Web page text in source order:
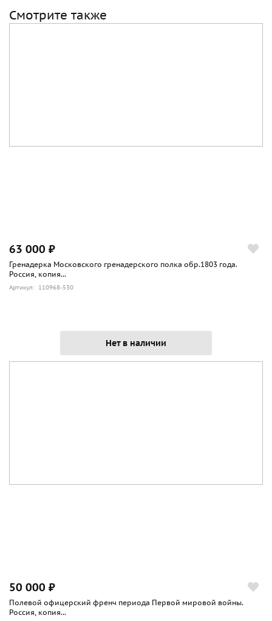
Смотрите также
63 000 ₽
Гренадерка Московского гренадерского полка обр.1803 года.
Россия, копия...
Артикул: 110968-530
Нет в наличии
50 000 ₽
Полевой офицерский френч периода Первой мировой войны.
Россия, копия...